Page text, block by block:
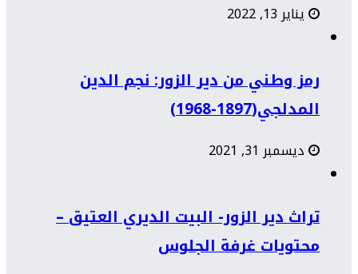
يناير 13, 2022
رمز وطني من دير الزور: نجم الدين
المدلجي(1897-1968)
ديسمبر 31, 2021
تراث دير الزور- البيت الديري العتيق –
محتويات غرفة الجلوس